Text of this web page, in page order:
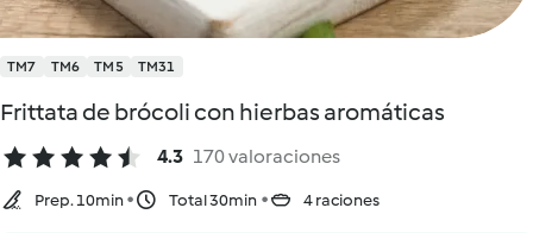
TM7 TM6 TM5 TM31
Frittata de brócoli con hierbas aromáticas
4.3 170 valoraciones
Prep. 10min Total 30min 4 raciones